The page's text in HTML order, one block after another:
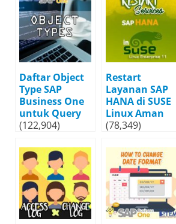
Daftar Object
Type SAP
Business One
untuk Query
(122,904)
Restart
Layanan SAP
HANA di SUSE
Linux Aman
(78,349)